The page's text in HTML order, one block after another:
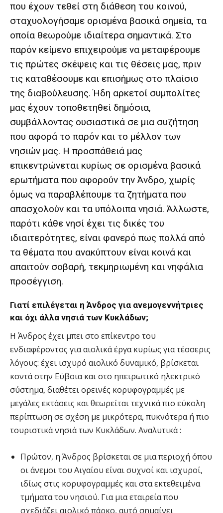
που έχουν τεθεί στη διάθεση του κοινού,
σταχυολογήσαμε ορισμένα βασικά σημεία, τα
οποία θεωρούμε ιδιαίτερα σημαντικά. Στο
παρόν κείμενο επιχειρούμε να μεταφέρουμε
τις πρώτες σκέψεις και τις θέσεις μας, πριν
τις καταθέσουμε και επισήμως στο πλαίσιο
της διαβούλευσης. Ήδη αρκετοί συμπολίτες
μας έχουν τοποθετηθεί δημόσια,
συμβάλλοντας ουσιαστικά σε μια συζήτηση
που αφορά το παρόν και το μέλλον των
νησιών μας. Η προσπάθειά μας
επικεντρώνεται κυρίως σε ορισμένα βασικά
ερωτήματα που αφορούν την Άνδρο, χωρίς
όμως να παραβλέπουμε τα ζητήματα που
απασχολούν και τα υπόλοιπα νησιά. Άλλωστε,
παρότι κάθε νησί έχει τις δικές του
ιδιαιτερότητες, είναι φανερό πως πολλά από
τα θέματα που ανακύπτουν είναι κοινά και
απαιτούν σοβαρή, τεκμηριωμένη και νηφάλια
προσέγγιση.
Γιατί επιλέγεται η Άνδρος για ανεμογεννήτριες
και όχι άλλα νησιά των Κυκλάδων;
Η Άνδρος έχει μπει στο επίκεντρο του
ενδιαφέροντος για αιολικά έργα κυρίως για τέσσερις
λόγους: έχει ισχυρό αιολικό δυναμικό, βρίσκεται
κοντά στην Εύβοια και στο ηπειρωτικό ηλεκτρικό
σύστημα, διαθέτει ορεινές κορυφογραμμές με
μεγάλες εκτάσεις και θεωρείται τεχνικά πιο εύκολη
περίπτωση σε σχέση με μικρότερα, πυκνότερα ή πιο
τουριστικά νησιά των Κυκλάδων. Αναλυτικά :
Πρώτον, η Άνδρος βρίσκεται σε μια περιοχή όπου
οι άνεμοι του Αιγαίου είναι συχνοί και ισχυροί,
ιδίως στις κορυφογραμμές και στα εκτεθειμένα
τμήματα του νησιού. Για μια εταιρεία που
σχεδιάζει αιολικό πάρκο, αυτό σημαίνει